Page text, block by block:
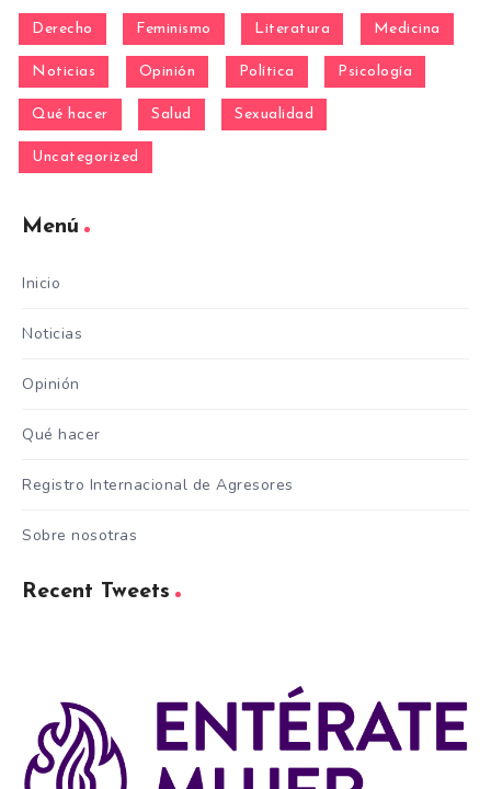
Derecho Feminismo Literatura Medicina
Noticias Opinión Política Psicología
Qué hacer Salud Sexualidad
Uncategorized
Menú
Inicio
Noticias
Opinión
Qué hacer
Registro Internacional de Agresores
Sobre nosotras
Recent Tweets